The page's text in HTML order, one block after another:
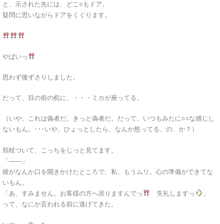
と、示された先には、どこ○もドア。
疑問に思いながらドアをくぐります。
やばいっ
思わず後ずさりしました。
だって、目の前の机に、・・・ミカが座ってる。
（いや、これは偽者だ。きっと偽者だ。だって、いつもみたに○○な感じし
ないもん。･･･いや、ひょっとしたら、なんか怒ってる、の、か？）
頬杖ついて、こっちをじっと見てます。
「――」
彼がなんか口を開きかけたところで、私、もうムリ。心の準備ができてな
いもん。
「あ、すみません。お客様の方へ戻りますんでっ
失礼しますっ
」
って、なにか言われる前に逃げてきた。